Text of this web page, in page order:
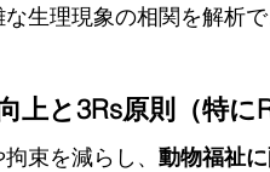
生理現象の相関を解析で
上と3Rs原則（特に
束を減らし、 動物福祉